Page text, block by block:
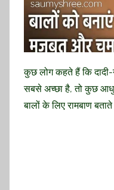
कुछ लोग कहते हैं कि दादी-
सबसे अच्छा है, तो कुछ
बालों के लिए रामबाण